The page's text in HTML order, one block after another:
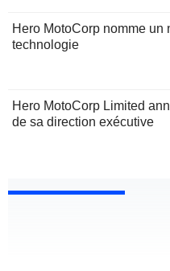
Hero MotoCorp nomme un
technologie
Hero MotoCorp Limited
de sa direction exécutive